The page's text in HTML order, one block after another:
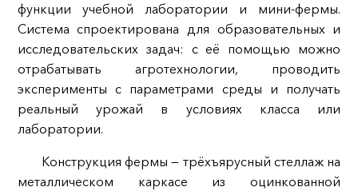
функции учебной лаборатории и мини‑фермы.
Система спроектирована для образовательных и
исследовательских задач: с её помощью можно
отрабатывать агротехнологии, проводить
эксперименты с параметрами среды и получать
реальный урожай в условиях класса или
лаборатории.
Конструкция фермы — трёхъярусный стеллаж на
металлическом каркасе из оцинкованной